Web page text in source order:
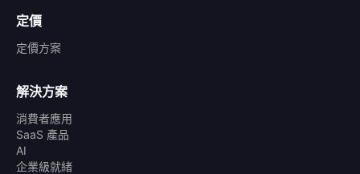
定價
定價方案
解決方案
消費者應用
SaaS 產品
AI
企業級就緒